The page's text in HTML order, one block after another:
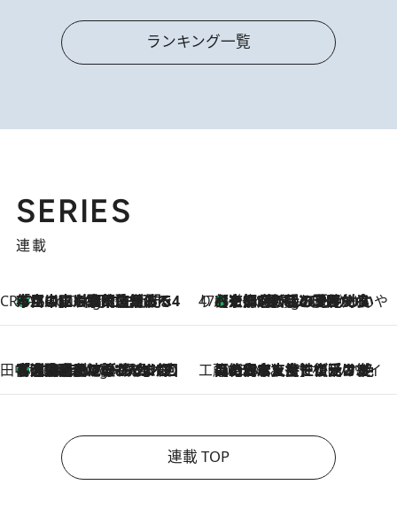
ランキング一覧
SERIES
連載
CREA'S CHOICE
1 Hour Ago
「立川にも歌舞伎があるんだよ」 片岡仁左衛門・市川中車ら豪華座組みで4年目の立川立飛歌舞伎へ 47都道府県の手みやげ ひんやりスイーツで夏を満喫
1 Hour Ago
【京都府】この夏絶対食べたい 冷やしておいしいおやつ3選 ひと口目から心を掴む新緑のテリーヌ
田中稲の勝手に再ブーム
6 Hours Ago
「湘南乃風に憧れて」観客大盛上がりの“タオル回し”に、ラッパー顔負けの高速歌唱まで…さだまさし（74）のアグレッシブすぎる現在地 工藤まやのおもてなしハワイ
2026.8.6
【ハワイ土産】ローカルの絶大な支持で復活！ 絶品の幻クッキー《元ファンの日本人女性が受け継いだ名店》
連載 TOP